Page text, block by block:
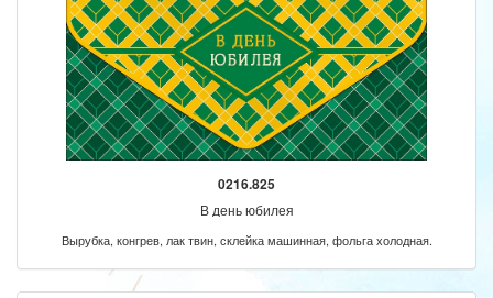
0216.825
В день юбилея
Вырубка, конгрев, лак твин, склейка машинная, фольга холодная.